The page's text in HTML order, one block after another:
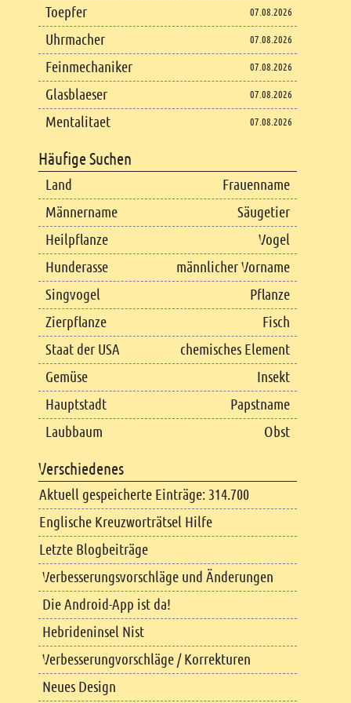
Toepfer 07.08.2026
Uhrmacher 07.08.2026
Feinmechaniker 07.08.2026
Glasblaeser 07.08.2026
Mentalitaet 07.08.2026
Häufige Suchen
Land
Frauenname
Männername
Säugetier
Heilpflanze
Vogel
Hunderasse
männlicher Vorname
Singvogel
Pflanze
Zierpflanze
Fisch
Staat der USA
chemisches Element
Gemüse
Insekt
Hauptstadt
Papstname
Laubbaum
Obst
Verschiedenes
Aktuell gespeicherte Einträge: 314.700
Englische Kreuzworträtsel Hilfe
Letzte Blogbeiträge
Verbesserungsvorschläge und Änderungen
Die Android-App ist da!
Hebrideninsel Nist
Verbesserungvorschläge / Korrekturen
Neues Design